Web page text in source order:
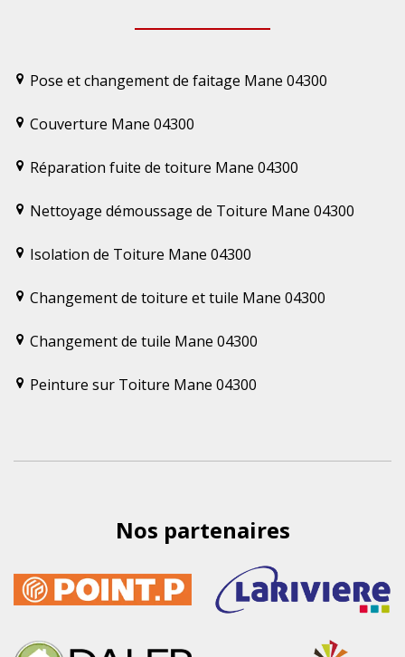
Pose et changement de faitage Mane 04300
Couverture Mane 04300
Réparation fuite de toiture Mane 04300
Nettoyage démoussage de Toiture Mane 04300
Isolation de Toiture Mane 04300
Changement de toiture et tuile Mane 04300
Changement de tuile Mane 04300
Peinture sur Toiture Mane 04300
Nos partenaires